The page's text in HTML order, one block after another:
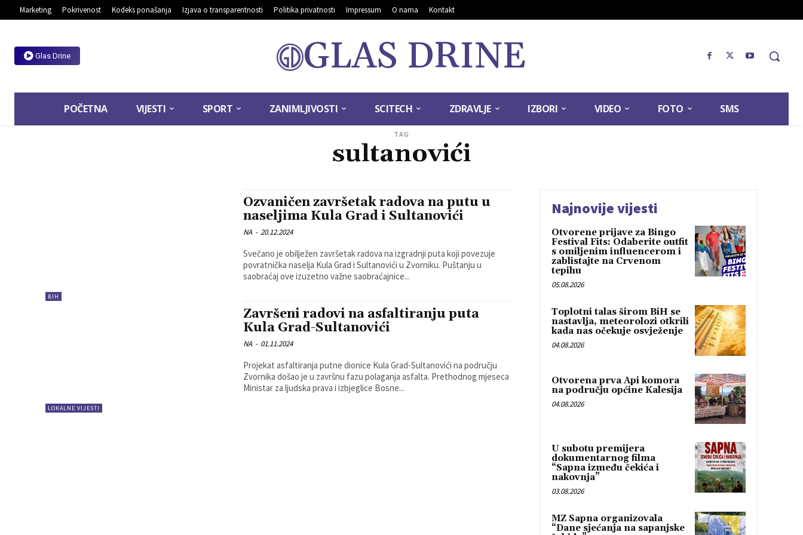
Marketing Pokrivenost Kodeks ponašanja Izjava o transparentnosti Politika privatnosti Impressum O nama Kontakt
Glas Drine GLAS DRINE
POČETNA VIJESTI SPORT ZANIMLJIVOSTI SCITECH ZDRAVLJE IZBORI VIDEO FOTO SMS
TAG
sultanovići
BIH
Ozvaničen završetak radova na putu u
naseljima Kula Grad i Sultanovići
NA - 20.12.2024
Svečano je obilježen završetak radova na izgradnji puta koji povezuje
povratnička naselja Kula Grad i Sultanovići u Zvorniku. Puštanju u
saobraćaj ove izuzetno važne saobraćajnice...
LOKALNE VIJESTI
Završeni radovi na asfaltiranju puta
Kula Grad-Sultanovići
NA - 01.11.2024
Projekat asfaltiranja putne dionice Kula Grad-Sultanovići na području
Zvornika došao je u završnu fazu polaganja asfalta. Prethodnog mjeseca
Ministar za ljudska prava i izbjeglice Bosne...
Najnovije vijesti
Otvorene prijave za Bingo
Festival Fits: Odaberite outfit
s omiljenim influencerom i
zablistajte na Crvenom
tepihu
05.08.2026
Toplotni talas širom BiH se
nastavlja, meteorolozi otkrili
kada nas očekuje osvježenje
04.08.2026
Otvorena prva Api komora
na području općine Kalesija
04.08.2026
U subotu premijera
dokumentarnog filma
“Sapna između čekića i
nakovnja”
03.08.2026
MZ Sapna organizovala
“Dane sjećanja na sapanjske